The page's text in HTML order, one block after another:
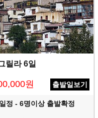
릴라 6일
원 출발일보기
정 - 6명이상 출발확정